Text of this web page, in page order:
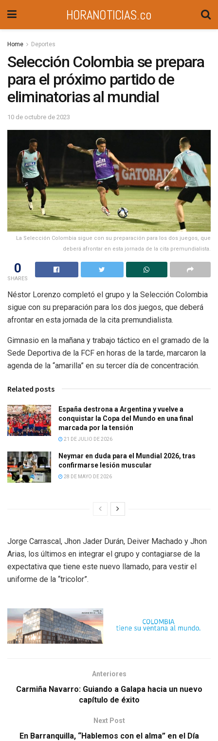
HORANOTICIAS.co
Home Deportes
Selección Colombia se prepara
para el próximo partido de
eliminatorias al mundial
10 de octubre de 2023
La Selección Colombia sigue con su preparación para los dos juegos, que
deberá afrontar en esta jornada de la cita premundialista.
0
SHARES
Néstor Lorenzo completó el grupo y la Selección Colombia
sigue con su preparación para los dos juegos, que deberá
afrontar en esta jornada de la cita premundialista.
Gimnasio en la mañana y trabajo táctico en el gramado de la
Sede Deportiva de la FCF en horas de la tarde, marcaron la
agenda de la “amarilla” en su tercer día de concentración.
Related posts
España destrona a Argentina y vuelve a
conquistar la Copa del Mundo en una final
marcada por la tensión
21 DE JULIO DE 2026
Neymar en duda para el Mundial 2026, tras
confirmarse lesión muscular
28 DE MAYO DE 2026
Jorge Carrascal, Jhon Jader Durán, Deiver Machado y Jhon
Arias, los últimos en integrar el grupo y contagiarse de la
expectativa que tiene este nuevo llamado, para vestir el
uniforme de la “tricolor”.
Anteriores
Carmiña Navarro: Guiando a Galapa hacia un nuevo
capítulo de éxito
Next Post
En Barranquilla, “Hablemos con el alma” en el Día